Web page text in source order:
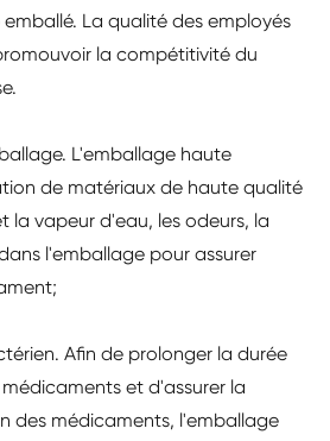
La qualité des employés
la compétitivité du
L'emballage haute
de matériaux de haute qualité
la vapeur d'eau, les odeurs, la
l'emballage pour assurer
Afin de prolonger la durée
et d'assurer la
des médicaments, l'emballage